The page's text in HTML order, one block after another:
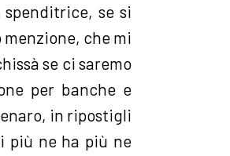
se si
che mi
se ci saremo
per banche e
in ripostigli
più ne ha più ne